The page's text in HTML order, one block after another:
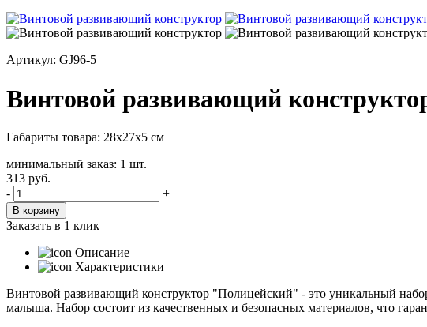
Артикул: GJ96-5
Винтовой развивающий
Габариты товара: 28х27х5 см
минимальный заказ: 1 шт.
313 руб.
-
+
В корзину
Заказать в 1 клик
Описание
Характеристики
Винтовой развивающий конструктор "Полицейский" - это уникальный
малыша. Набор состоит из качественных и безопасных материалов, что